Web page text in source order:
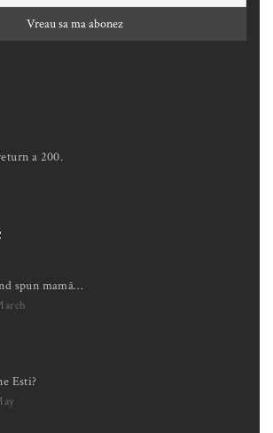
a 200.
spun mamă…
Esti?